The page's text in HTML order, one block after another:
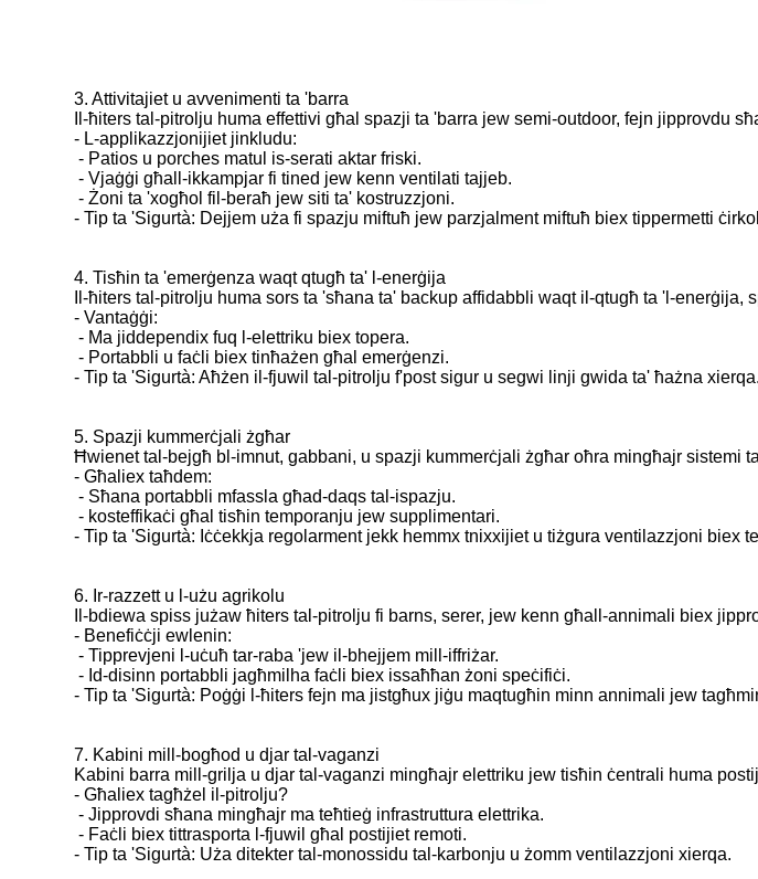
3. Attivitajiet u avvenimenti ta 'barra
Il-ħiters tal-pitrolju huma effettivi għal spazji ta 'barra jew semi-outdoor, fejn jipprovdu
- L-applikazzjonijiet jinkludu:
- Patios u porches matul is-serati aktar friski.
- Vjaġġi għall-ikkampjar fi tined jew kenn ventilati tajjeb.
- Żoni ta 'xogħol fil-beraħ jew siti ta' kostruzzjoni.
- Tip ta 'Sigurtà: Dejjem uża fi spazju miftuħ jew parzjalment miftuħ biex tippermetti
4. Tisħin ta 'emerġenza waqt qtugħ ta' l-enerġija
Il-ħiters tal-pitrolju huma sors ta 'sħana ta' backup affidabbli waqt il-qtugħ ta 'l-enerġija,
- Vantaġġi:
- Ma jiddependix fuq l-elettriku biex topera.
- Portabbli u faċli biex tinħażen għal emerġenzi.
- Tip ta 'Sigurtà: Aħżen il-fjuwil tal-pitrolju f'post sigur u segwi linji gwida ta' ħażna
5. Spazji kummerċjali żgħar
Ħwienet tal-bejgħ bl-imnut, gabbani, u spazji kummerċjali żgħar oħra mingħajr sistemi
- Għaliex taħdem:
- Sħana portabbli mfassla għad-daqs tal-ispazju.
- kosteffikaċi għal tisħin temporanju jew supplimentari.
- Tip ta 'Sigurtà: Iċċekkja regolarment jekk hemmx tnixxijiet u tiżgura ventilazzjoni biex
6. Ir-razzett u l-użu agrikolu
Il-bdiewa spiss jużaw ħiters tal-pitrolju fi barns, serer, jew kenn għall-annimali biex
- Benefiċċji ewlenin:
- Tipprevjeni l-uċuħ tar-raba 'jew il-bhejjem mill-iffriżar.
- Id-disinn portabbli jagħmilha faċli biex issaħħan żoni speċifiċi.
- Tip ta 'Sigurtà: Poġġi l-ħiters fejn ma jistgħux jiġu maqtugħin minn annimali jew
7. Kabini mill-bogħod u djar tal-vaganzi
Kabini barra mill-grilja u djar tal-vaganzi mingħajr elettriku jew tisħin ċentrali huma
- Għaliex tagħżel il-pitrolju?
- Jipprovdi sħana mingħajr ma teħtieġ infrastruttura elettrika.
- Faċli biex tittrasporta l-fjuwil għal postijiet remoti.
- Tip ta 'Sigurtà: Uża ditekter tal-monossidu tal-karbonju u żomm ventilazzjoni xierqa.